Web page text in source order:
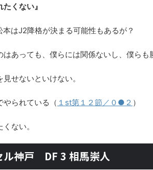
たくない』
はJ2降格が決まる可能性もあるが？
あっても、僕らには関係ないし、僕らも
せないといけない。
やられている（ １st第１２節／０●２ ）
ない。
ル神戸 DF 3 相馬崇人